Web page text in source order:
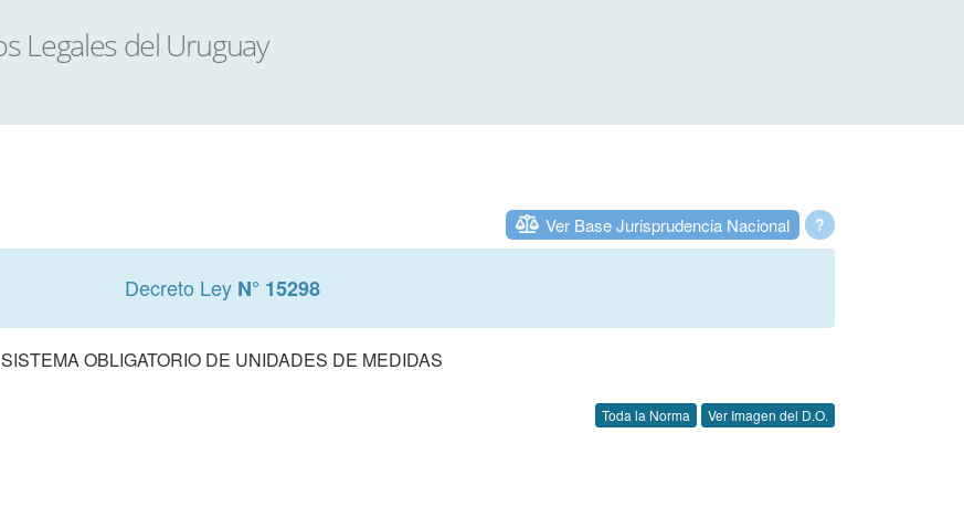
?
Ver Base Jurisprudencia Nacional
Decreto Ley N° 15298
SISTEMA OBLIGATORIO DE UNIDADES DE MEDIDAS
Toda la Norma Ver Imagen del D.O.